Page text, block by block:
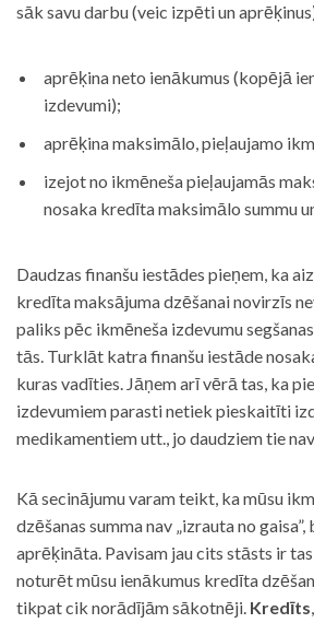
sāk savu darbu (veic izpēti un
aprēķina neto ienākumus (kopējā
izdevumi);
aprēķina maksimālo, pieļaujamo
izejot no ikmēneša pieļaujamās
nosaka kredīta maksimālo summu
Daudzas finanšu iestādes pieņem, ka
kredīta maksājuma dzēšanai novirzīs
paliks pēc ikmēneša izdevumu
tās. Turklāt katra finanšu iestāde
kuras vadīties. Jāņem arī vērā tas, ka
izdevumiem parasti netiek pieskaitīti
medikamentiem utt., jo daudziem tie
Kā secinājumu varam teikt, ka mūsu
dzēšanas summa nav „izrauta no
aprēķināta. Pavisam jau cits stāsts ir
noturēt mūsu ienākumus kredīta
tikpat cik norādījām sākotnēji. Kredīts